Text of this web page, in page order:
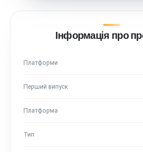
Інформація про
Платформи
Перший випуск
Платформа
Тип